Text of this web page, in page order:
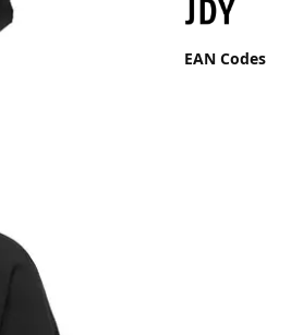
EAN Codes